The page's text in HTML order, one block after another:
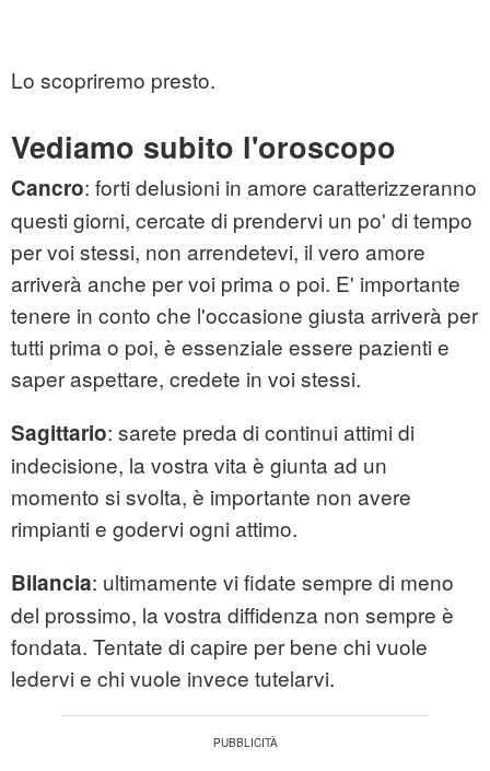
Lo scopriremo presto.
Vediamo subito l'oroscopo
Cancro: forti delusioni in amore caratterizzeranno
questi giorni, cercate di prendervi un po' di tempo
per voi stessi, non arrendetevi, il vero amore
arriverà anche per voi prima o poi. E' importante
tenere in conto che l'occasione giusta arriverà per
tutti prima o poi, è essenziale essere pazienti e
saper aspettare, credete in voi stessi.
Sagittario: sarete preda di continui attimi di
indecisione, la vostra vita è giunta ad un
momento si svolta, è importante non avere
rimpianti e godervi ogni attimo.
Bilancia: ultimamente vi fidate sempre di meno
del prossimo, la vostra diffidenza non sempre è
fondata. Tentate di capire per bene chi vuole
ledervi e chi vuole invece tutelarvi.